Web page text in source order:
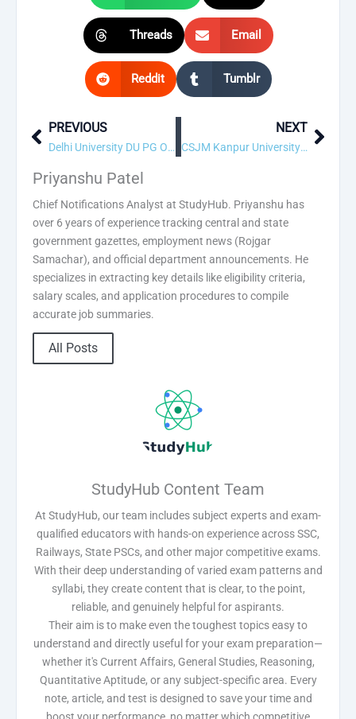
Threads Email
Reddit Tumblr
Prev
PREVIOUS
Delhi University DU PG Online Form 2026
NEXT
CSJM Kanpur University Admissions Online Form 2026 Next
Priyanshu Patel
Chief Notifications Analyst at StudyHub. Priyanshu has
over 6 years of experience tracking central and state
government gazettes, employment news (Rojgar
Samachar), and official department announcements. He
specializes in extracting key details like eligibility criteria,
salary scales, and application procedures to compile
accurate job summaries.
All Posts
StudyHub Content Team
At StudyHub, our team includes subject experts and exam-
qualified educators with hands-on experience across SSC,
Railways, State PSCs, and other major competitive exams.
With their deep understanding of varied exam patterns and
syllabi, they create content that is clear, to the point,
reliable, and genuinely helpful for aspirants.
Their aim is to make even the toughest topics easy to
understand and directly useful for your exam preparation—
whether it's Current Affairs, General Studies, Reasoning,
Quantitative Aptitude, or any subject-specific area. Every
note, article, and test is designed to save your time and